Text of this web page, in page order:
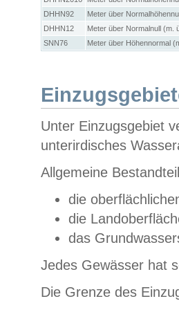
DHHN92
Meter über
DHHN12
Meter über Normalnull (m.
SNN76
Meter über Höhennormal
Unter Einzugsgebiet
unterirdisches
Allgemeine
die
die
das
Jedes Gewässer hat
Die Grenze des